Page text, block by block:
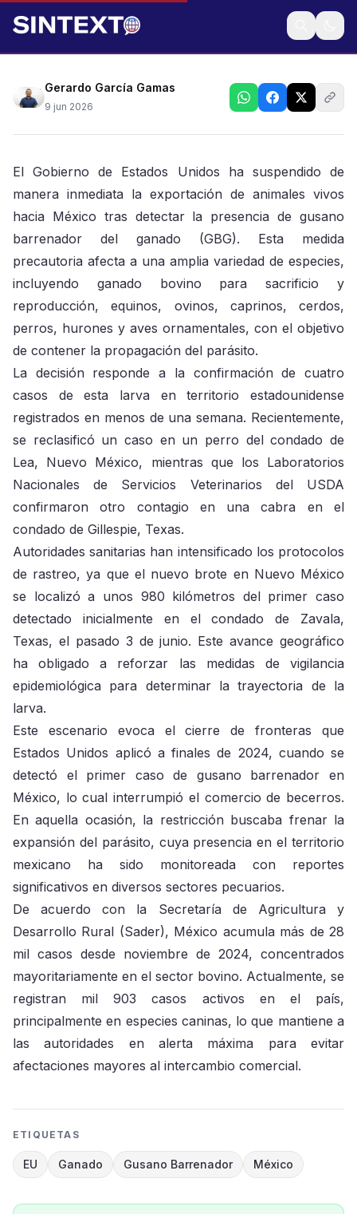
Autoridades estadounidenses han detectado varios
casos entre sus hatos
Gerardo García Gamas
9 jun 2026
El Gobierno de Estados Unidos ha suspendido de
manera inmediata la exportación de animales vivos
hacia México tras detectar la presencia de gusano
barrenador del ganado (GBG). Esta medida
precautoria afecta a una amplia variedad de especies,
incluyendo ganado bovino para sacrificio y
reproducción, equinos, ovinos, caprinos, cerdos,
perros, hurones y aves ornamentales, con el objetivo
de contener la propagación del parásito.
La decisión responde a la confirmación de cuatro
casos de esta larva en territorio estadounidense
registrados en menos de una semana. Recientemente,
se reclasificó un caso en un perro del condado de
Lea, Nuevo México, mientras que los Laboratorios
Nacionales de Servicios Veterinarios del USDA
confirmaron otro contagio en una cabra en el
condado de Gillespie, Texas.
Autoridades sanitarias han intensificado los protocolos
de rastreo, ya que el nuevo brote en Nuevo México
se localizó a unos 980 kilómetros del primer caso
detectado inicialmente en el condado de Zavala,
Texas, el pasado 3 de junio. Este avance geográfico
ha obligado a reforzar las medidas de vigilancia
epidemiológica para determinar la trayectoria de la
larva.
Este escenario evoca el cierre de fronteras que
Estados Unidos aplicó a finales de 2024, cuando se
detectó el primer caso de gusano barrenador en
México, lo cual interrumpió el comercio de becerros.
En aquella ocasión, la restricción buscaba frenar la
expansión del parásito, cuya presencia en el territorio
mexicano ha sido monitoreada con reportes
significativos en diversos sectores pecuarios.
De acuerdo con la Secretaría de Agricultura y
Desarrollo Rural (Sader), México acumula más de 28
mil casos desde noviembre de 2024, concentrados
mayoritariamente en el sector bovino. Actualmente, se
registran mil 903 casos activos en el país,
principalmente en especies caninas, lo que mantiene a
las autoridades en alerta máxima para evitar
afectaciones mayores al intercambio comercial.
ETIQUETAS
EU Ganado Gusano Barrenador México